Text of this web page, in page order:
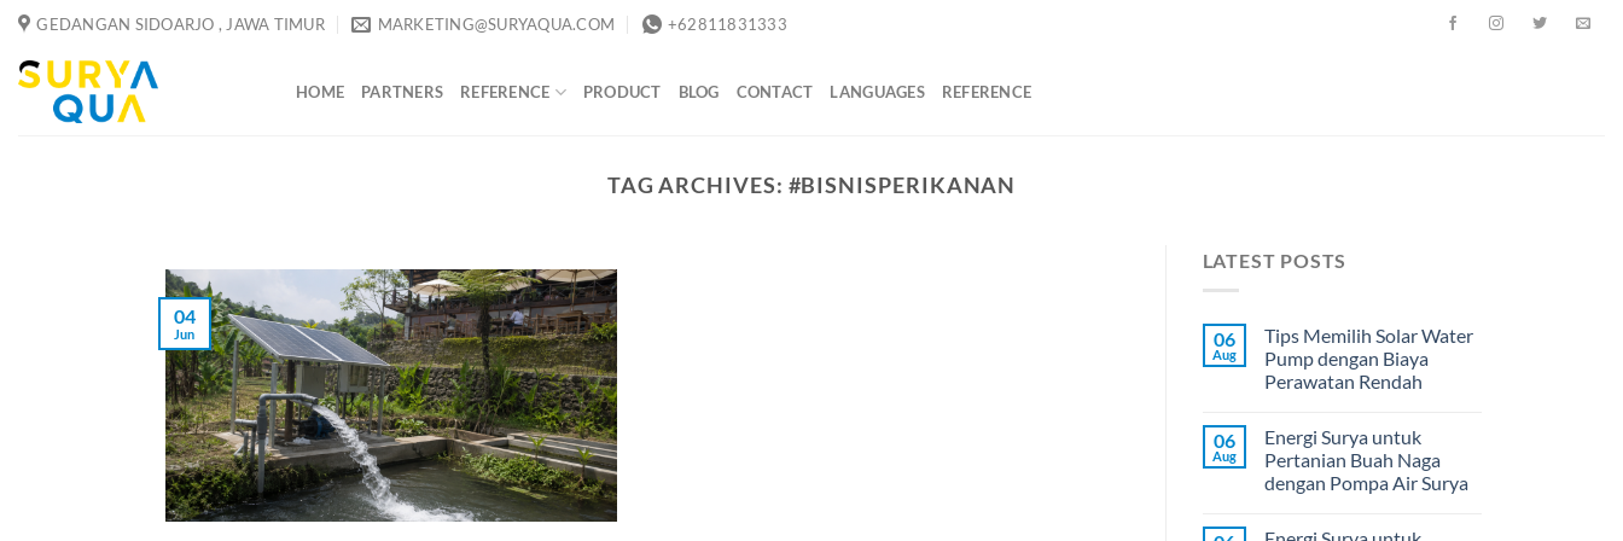
Skip
content
GEDANGAN SIDOARJO , JAWA TIMUR MARKETING@SURYAQUA.COM +62811831333
HOME PARTNERS REFERENCE PRODUCT BLOG CONTACT LANGUAGES REFERENCE
TAG ARCHIVES: #BISNISPERIKANAN
04
Jun
LATEST POSTS
06
Aug
Tips Memilih Solar Water
Pump dengan Biaya
Perawatan Rendah
06
Aug
Energi Surya untuk
Pertanian Buah Naga
dengan Pompa Air Surya